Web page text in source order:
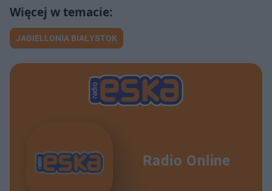
JAGIELLONIA BIAŁYSTOK
Radio Online